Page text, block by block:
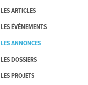
LES ARTICLES
LES ÉVÉNEMENTS
LES ANNONCES
LES DOSSIERS
LES PROJETS